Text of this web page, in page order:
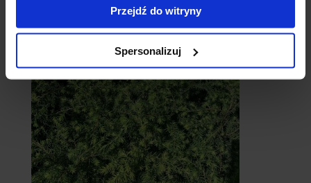
Przejdź do witryny
Spersonalizuj
Cebule